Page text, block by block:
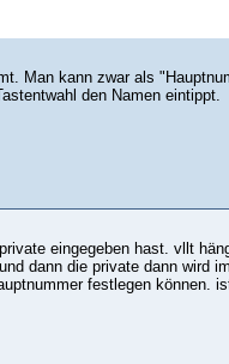
Man kann zwar als
den Namen eintippt.
eingegeben hast. vllt
dann die private dann wird
festlegen können.